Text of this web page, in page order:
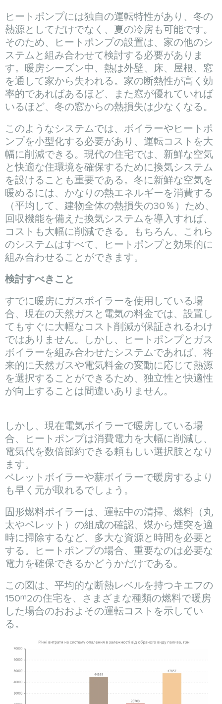
ヒートポンプには独自の運転特性があり、冬の
熱源としてだけでなく、夏の冷房も可能です。
そのため、ヒートポンプの設置は、家の他のシ
ステムと組み合わせて検討する必要がありま
す。暖房シーズン中、熱は外壁、床、屋根、窓
を通して家から失われる。家の断熱性が高く効
率的であればあるほど、また窓が優れていれば
いるほど、冬の窓からの熱損失は少なくなる。
このようなシステムでは、ボイラーやヒートポ
ンプを小型化する必要があり、運転コストを大
幅に削減できる。現代の住宅では、新鮮な空気
と快適な住環境を確保するために換気システム
を設けることも重要である。冬に新鮮な空気を
暖めるには、かなりの熱エネルギーを消費する
（平均して、建物全体の熱損失の30％）ため、
回収機能を備えた換気システムを導入すれば、
コストも大幅に削減できる。もちろん、これら
のシステムはすべて、ヒートポンプと効果的に
組み合わせることができます。
検討すべきこと
すでに暖房にガスボイラーを使用している場
合、現在の天然ガスと電気の料金では、設置し
てもすぐに大幅なコスト削減が保証されるわけ
ではありません。しかし、ヒートポンプとガス
ボイラーを組み合わせたシステムであれば、将
来的に天然ガスや電気料金の変動に応じて熱源
を選択することができるため、独立性と快適性
が向上することは間違いありません。
しかし、現在電気ボイラーで暖房している場
合、ヒートポンプは消費電力を大幅に削減し、
電気代を数倍節約できる頼もしい選択肢となり
ます。
ペレットボイラーや薪ボイラーで暖房するより
も早く元が取れるでしょう。
固形燃料ボイラーは、運転中の清掃、燃料（丸
太やペレット）の組成の確認、煤から煙突を適
時に掃除するなど、多大な資源と時間を必要と
する。ヒートポンプの場合、重要なのは必要な
電力を確保できるかどうかだけである。
この図は、平均的な断熱レベルを持つキエフの
150m2の住宅を、さまざまな種類の燃料で暖房
した場合のおおよその運転コストを示してい
る。